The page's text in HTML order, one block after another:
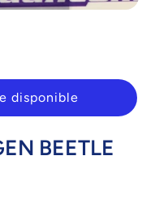
disponible
BEETLE